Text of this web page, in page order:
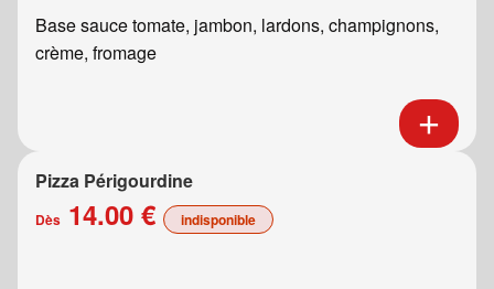
Base sauce tomate, jambon, lardons, champignons,
crème, fromage
Pizza Périgourdine
Dès 14.00 € indisponible